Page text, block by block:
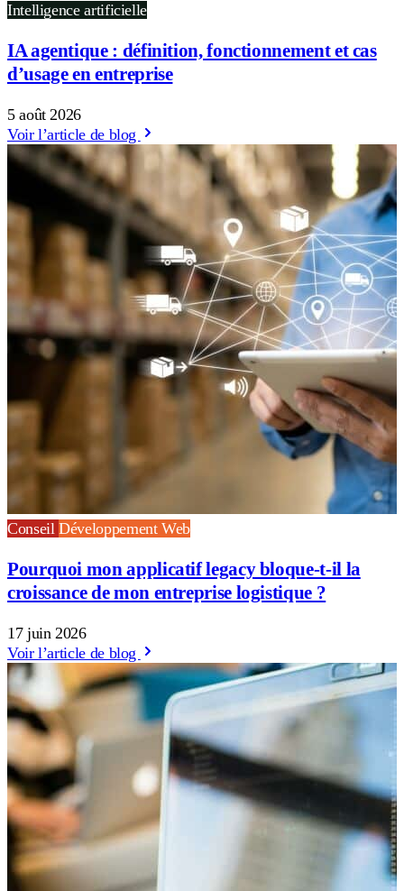
Intelligence artificielle
IA agentique : définition, fonctionnement et cas
d’usage en entreprise
5 août 2026
Voir l’article de blog
ConseilDéveloppement Web
Pourquoi mon applicatif legacy bloque-t-il la
croissance de mon entreprise logistique ?
17 juin 2026
Voir l’article de blog